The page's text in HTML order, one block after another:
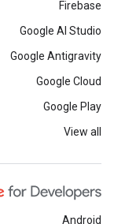
Firebase
Google AI Studio
Google Antigravity
Google Cloud
Google Play
View all
Android